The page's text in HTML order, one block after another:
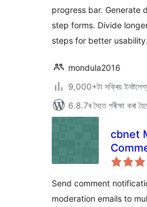
progress bar. Generate
step forms. Divide
steps for better usability.
mondula2016
9,000+টা সক্ৰিয়
6.8.7ৰ সৈতে পৰীক্ষা কৰা
cbnet
Send comment
moderation emails to